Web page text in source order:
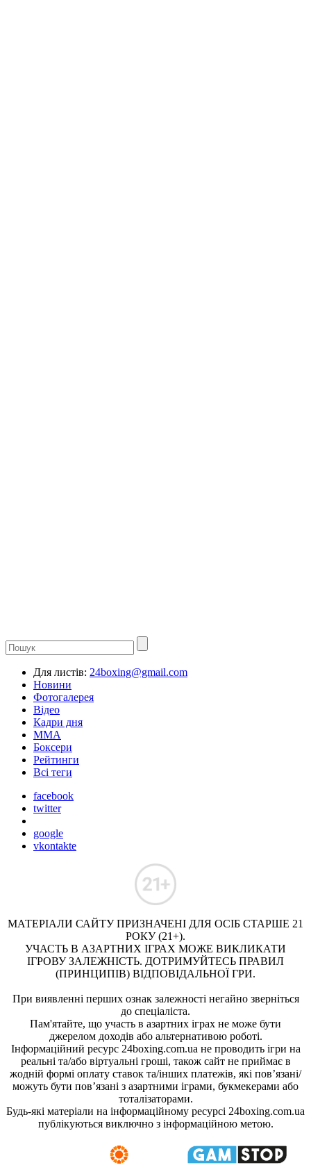
Для листів: 24boxing@gmail.com
Новини
Фотогалерея
Відео
Кадри дня
ММА
Боксери
Рейтинги
Всі теги
facebook
twitter
google
vkontakte
МАТЕРІАЛИ САЙТУ ПРИЗНАЧЕНІ ДЛЯ ОСІБ СТАРШЕ 21
РОКУ (21+).
УЧАСТЬ В АЗАРТНИХ ІГРАХ МОЖЕ ВИКЛИКАТИ
ІГРОВУ ЗАЛЕЖНІСТЬ. ДОТРИМУЙТЕСЬ ПРАВИЛ
(ПРИНЦИПІВ) ВІДПОВІДАЛЬНОЇ ГРИ.
При виявленні перших ознак залежності негайно зверніться
до спеціаліста.
Пам'ятайте, що участь в азартних іграх не може бути
джерелом доходів або альтернативою роботі.
Інформаційний ресурс 24boxing.com.ua не проводить ігри на
реальні та/або віртуальні гроші, також сайт не приймає в
жодній формі оплату ставок та/інших платежів, які пов’язані/
можуть бути пов’язані з азартними іграми, букмекерами або
тоталізаторами.
Будь-які матеріали на інформаційному ресурсі 24boxing.com.ua
публікуються виключно з інформаційною метою.